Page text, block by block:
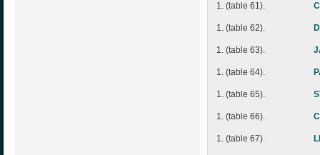
1. (table 61).
1. (table 62).
1. (table 63).
1. (table 64).
1. (table 65).
1. (table 66).
1. (table 67).